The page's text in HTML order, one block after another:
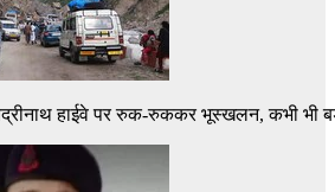
हाईवे पर रुक-रुककर भूस्खलन, कभी भी